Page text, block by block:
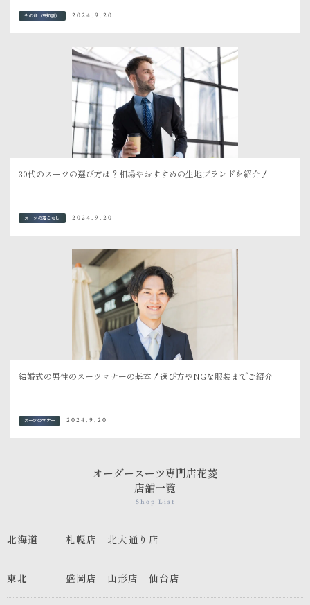
その他（豆知識） 2024.9.20
30代のスーツの選び方は？相場やおすすめの生地ブランドを紹介！
スーツの着こなし 2024.9.20
結婚式の男性のスーツマナーの基本！選び方やNGな服装までご紹介
スーツのマナー 2024.9.20
オーダースーツ専門店花菱
店舗一覧
Shop List
北海道 札幌店 北大通り店
東北 盛岡店 山形店 仙台店